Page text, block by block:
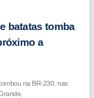
batatas tomba
a
na BR-230, nas